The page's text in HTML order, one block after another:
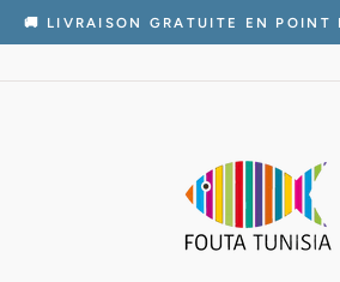
🚚 LIVRAISON GRATUITE EN POINT